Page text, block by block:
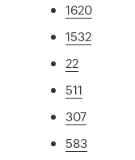
1620
1532
22
511
307
583